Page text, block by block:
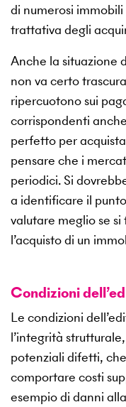
di numerosi
trattativa degli
Anche la situazione
non va certo
ripercuotono sui
corrispondenti
perfetto per
pensare che i
periodici. Si
a identificare il
valutare meglio se
l’acquisto di un
Condizioni
Le condizioni
l’integrità
potenziali difetti,
comportare costi
esempio di danni